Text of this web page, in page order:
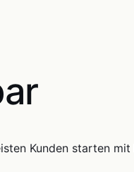
Kunden starten mit